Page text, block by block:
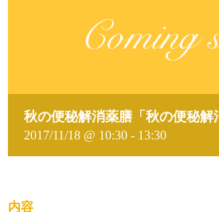
秋の便秘解消薬膳「秋の便秘解
2017/11/18 @ 10:30 - 13:30
内容